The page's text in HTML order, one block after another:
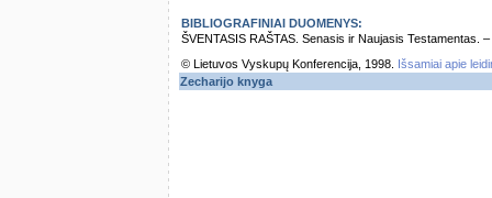
BIBLIOGRAFINIAI DUOMENYS:
ŠVENTASIS RAŠTAS. Senasis ir Naujasis Testamentas.
© Lietuvos Vyskupų Konferencija, 1998.
Išsamiai apie
Zecharijo knyga